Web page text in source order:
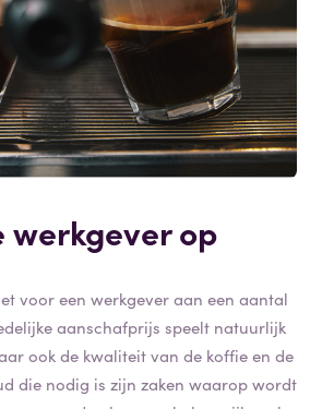
werkgever op
voor een werkgever aan een aantal
aanschafprijs speelt natuurlijk
ook de kwaliteit van de koffie en de
die nodig is zijn zaken waarop wordt